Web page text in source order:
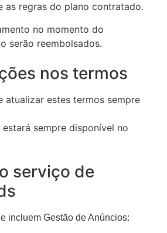
as regras do plano contratado.
no momento do
serão reembolsados.
nos termos
atualizar estes termos sempre
sempre disponível no
serviço de
incluem Gestão de Anúncios: